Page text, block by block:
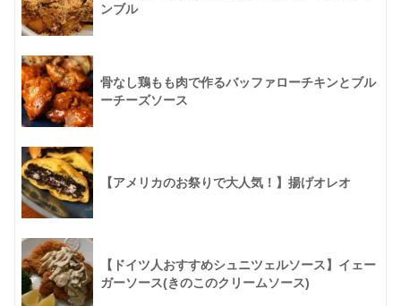
ンブル
骨なし鶏もも肉で作るバッファローチキンとブル
ーチーズソース
【アメリカのお祭りで大人気！】揚げオレオ
【ドイツ人おすすめシュニツェルソース】イェー
ガーソース(きのこのクリームソース)